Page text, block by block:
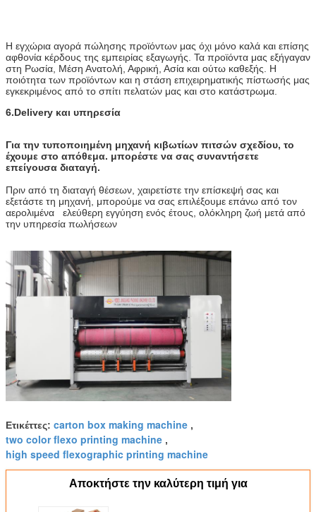
Η εγχώρια αγορά πώλησης προϊόντων μας όχι μόνο καλά και επίσης
αφθονία κέρδους της εμπειρίας εξαγωγής. Τα προϊόντα μας εξήγαγαν
στη Ρωσία, Μέση Ανατολή, Αφρική, Ασία και ούτω καθεξής. Η
ποιότητα των προϊόντων και η στάση επιχειρηματικής πίστωσής μας
εγκεκριμένος από το σπίτι πελατών μας και στο κατάστρωμα.
6.Delivery και υπηρεσία
Για την τυποποιημένη μηχανή κιβωτίων πιτσών σχεδίου, το
έχουμε στο απόθεμα. μπορέστε να σας συναντήσετε
επείγουσα διαταγή.
Πριν από τη διαταγή θέσεων, χαιρετίστε την επίσκεψή σας και
εξετάστε τη μηχανή, μπορούμε να σας επιλέξουμε επάνω από τον
αερολιμένα ελεύθερη εγγύηση ενός έτους, ολόκληρη ζωή μετά από
την υπηρεσία πωλήσεων
Ετικέττες: carton box making machine ,
two color flexo printing machine ,
high speed flexographic printing machine
Αποκτήστε την καλύτερη τιμή για